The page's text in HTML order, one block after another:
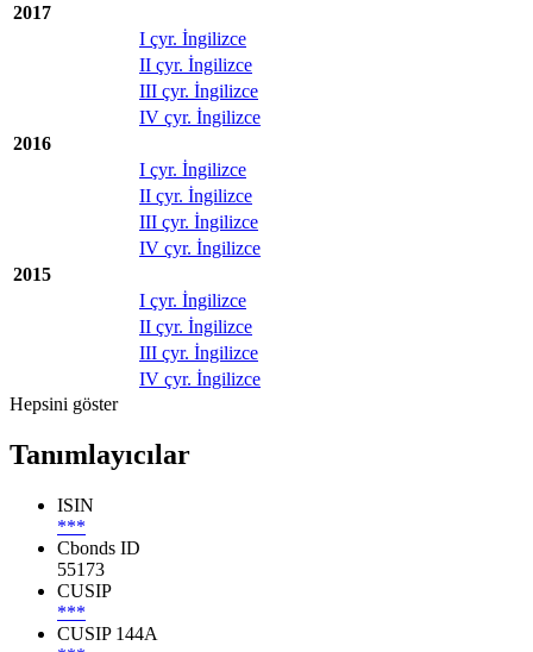
2017
I çyr. İngilizce
II çyr. İngilizce
III çyr. İngilizce
IV çyr. İngilizce
2016
I çyr. İngilizce
II çyr. İngilizce
III çyr. İngilizce
IV çyr. İngilizce
2015
I çyr. İngilizce
II çyr. İngilizce
III çyr. İngilizce
IV çyr. İngilizce
Hepsini göster
Tanımlayıcılar
ISIN
***
Cbonds ID
55173
CUSIP
***
CUSIP 144A